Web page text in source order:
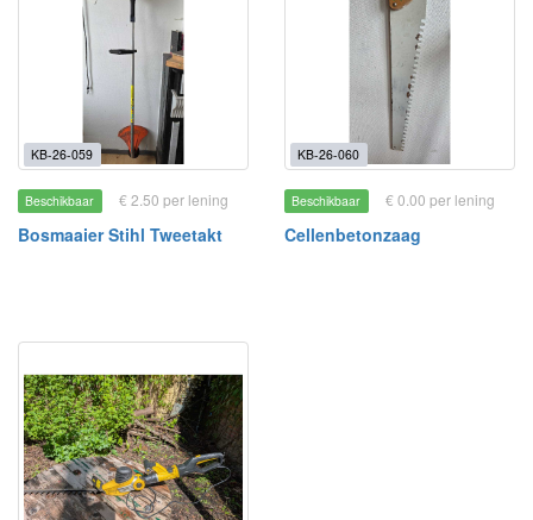
KB-26-059
Beschikbaar € 2.50 per lening
Bosmaaier Stihl Tweetakt
KB-26-060
Beschikbaar € 0.00 per lening
Cellenbetonzaag